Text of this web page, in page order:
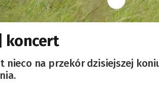
koncert
nieco na przekór dzisiejszej